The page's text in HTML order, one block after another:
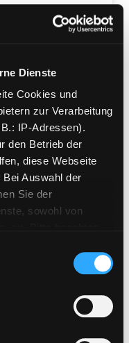
Dienste
Cookies und
zur Verarbeitung
IP-Adressen).
den Betrieb der
diese Webseite
Auswahl der
Sie der
sowohl von
in
des EWR
stattfinden kann. In
Risiken für
Esslinger-Verl.
To koritsaki me ta
ta spirta
Verfasser
Kater
Die
Die Winter -